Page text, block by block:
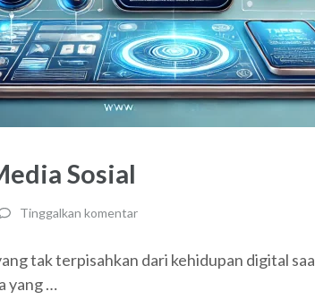
Sosial
Tinggalkan komentar
tak terpisahkan dari kehidupan digital
yang …